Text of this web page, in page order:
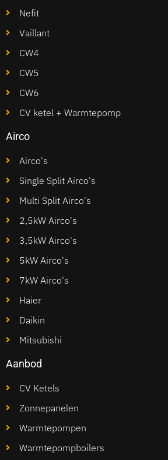
Nefit
Vaillant
CW4
CW5
CW6
CV ketel + Warmtepomp
Airco
Airco's
Single Split Airco's
Multi Split Airco's
2,5kW Airco's
3,5kW Airco's
5kW Airco's
7kW Airco's
Haier
Daikin
Mitsubishi
Aanbod
CV Ketels
Zonnepanelen
Warmtepompen
Warmtepompboilers